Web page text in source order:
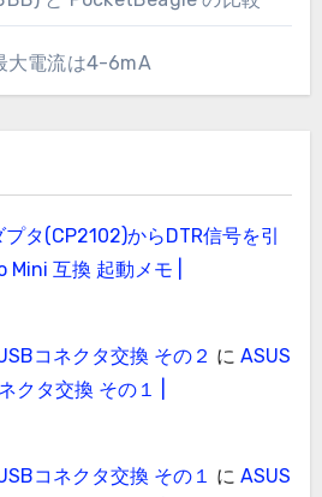
大電流は4-6mA
タ(CP2102)からDTR信号を引
互換 起動メモ |
コネクタ交換 その２ に ASUS
クタ交換 その１ |
コネクタ交換 その１ に ASUS